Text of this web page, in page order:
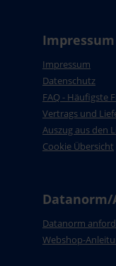
Impressum
Impressum
Datenschutz
FAQ - Häufigste
Vertrags und
Auszug aus den
Cookie Übersicht
Datanorm
Webshop-